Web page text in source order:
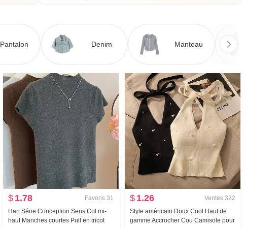
Pantalon Denim Manteau
$ 1.78 Favoris 31
Han Série Conception Sens Col mi-
haut Manches courtes Pull en tricot
$ 1.26 Ventes 322
Style américain Doux Cool Haut de
gamme Accrocher Cou Camisole pour